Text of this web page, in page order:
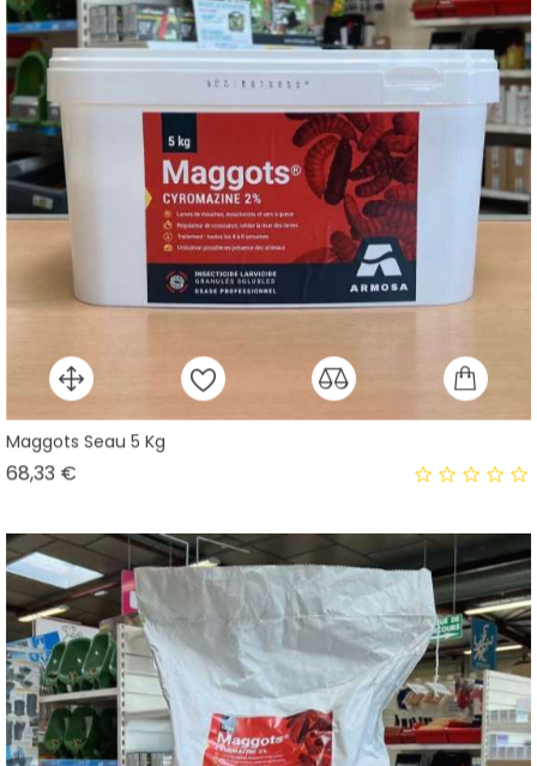
Maggots Seau 5 Kg
68,33 €